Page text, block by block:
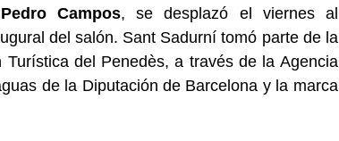
Pedro Campos, se desplazó el viernes al
del salón. Sant Sadurní tomó parte de la
del Penedès, a través de la Agencia
de la Diputación de Barcelona y la marca